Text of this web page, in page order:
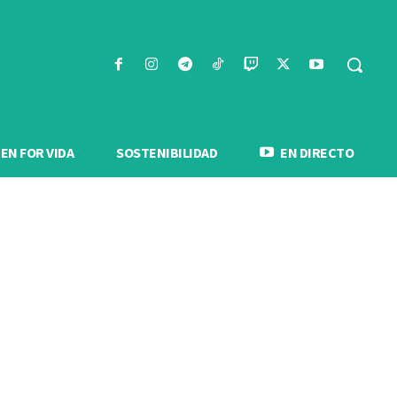
FOR VIDA SOSTENIBILIDAD EN DIRECTO